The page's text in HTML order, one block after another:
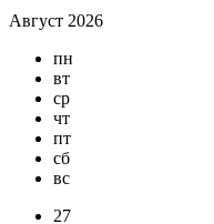
Август 2026
пн
вт
ср
чт
пт
сб
вс
27